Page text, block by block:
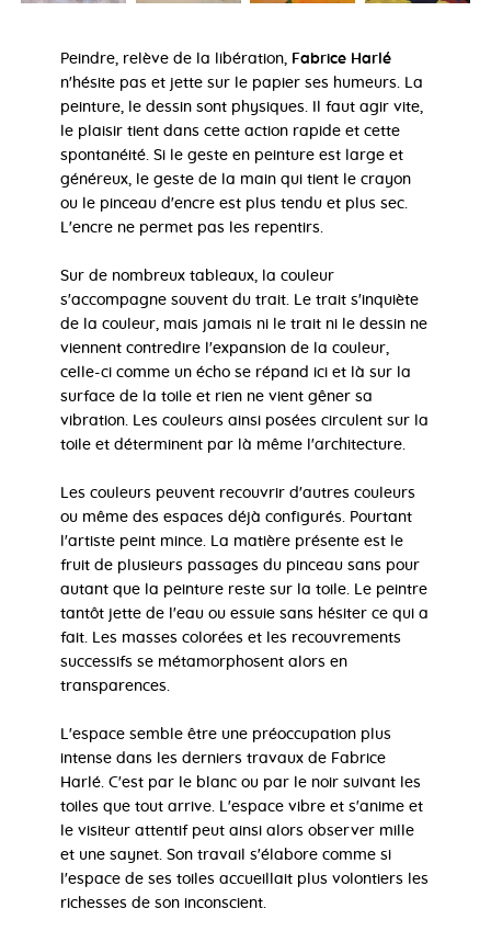
Peindre, relève de la libération, Fabrice Harlé
n'hésite pas et jette sur le papier ses humeurs. La
peinture, le dessin sont physiques. Il faut agir vite,
le plaisir tient dans cette action rapide et cette
spontanéité. Si le geste en peinture est large et
généreux, le geste de la main qui tient le crayon
ou le pinceau d'encre est plus tendu et plus sec.
L'encre ne permet pas les repentirs.
Sur de nombreux tableaux, la couleur
s'accompagne souvent du trait. Le trait s'inquiète
de la couleur, mais jamais ni le trait ni le dessin ne
viennent contredire l'expansion de la couleur,
celle-ci comme un écho se répand ici et là sur la
surface de la toile et rien ne vient gêner sa
vibration. Les couleurs ainsi posées circulent sur la
toile et déterminent par là même l'architecture.
Les couleurs peuvent recouvrir d'autres couleurs
ou même des espaces déjà configurés. Pourtant
l'artiste peint mince. La matière présente est le
fruit de plusieurs passages du pinceau sans pour
autant que la peinture reste sur la toile. Le peintre
tantôt jette de l'eau ou essuie sans hésiter ce qui a
fait. Les masses colorées et les recouvrements
successifs se métamorphosent alors en
transparences.
L'espace semble être une préoccupation plus
intense dans les derniers travaux de Fabrice
Harlé. C'est par le blanc ou par le noir suivant les
toiles que tout arrive. L'espace vibre et s'anime et
le visiteur attentif peut ainsi alors observer mille
et une saynet. Son travail s'élabore comme si
l'espace de ses toiles accueillait plus volontiers les
richesses de son inconscient.